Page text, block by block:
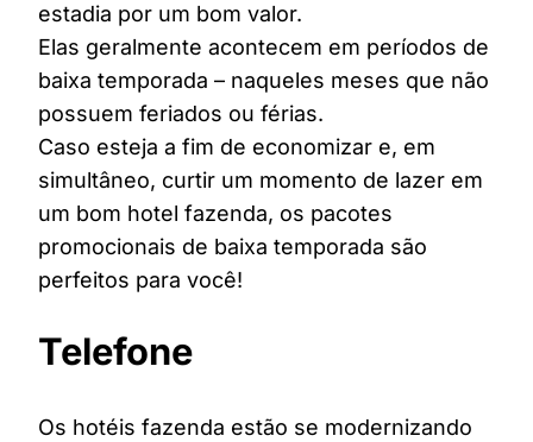
estadia por um bom valor.
Elas geralmente acontecem em períodos de
baixa temporada – naqueles meses que não
possuem feriados ou férias.
Caso esteja a fim de economizar e, em
simultâneo, curtir um momento de lazer em
um bom hotel fazenda, os pacotes
promocionais de baixa temporada são
perfeitos para você!
Telefone
Os hotéis fazenda estão se modernizando